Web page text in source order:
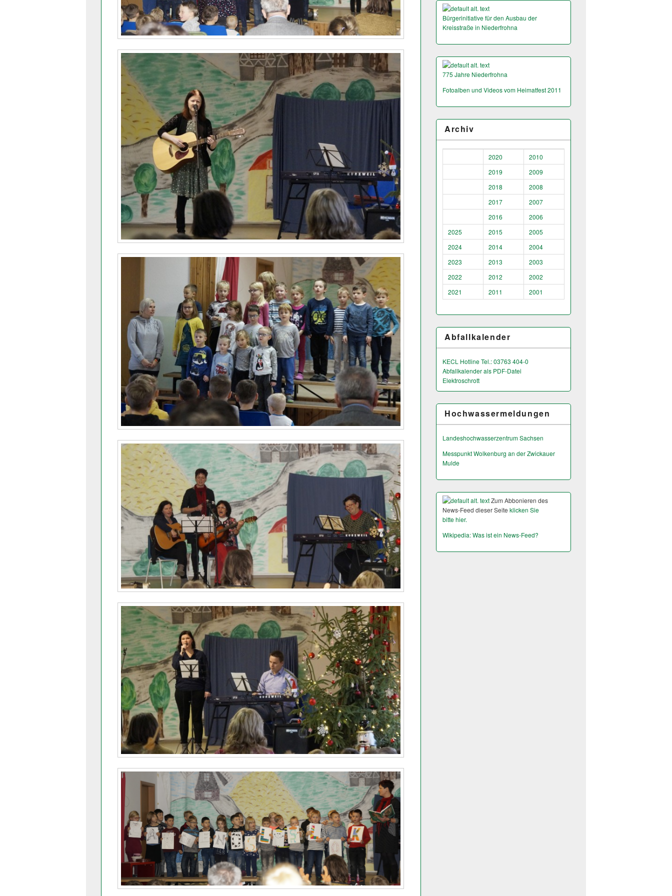
Bürgerinitiative für den Ausbau der
Kreisstraße in Niederfrohna
775 Jahre Niederfrohna
Fotoalben und Videos vom Heimatfest 2011
Archiv
2020
2010
2019
2009
2018
2008
2017
2007
2016
2006
2025
2015
2005
2024
2014
2004
2023
2013
2003
2022
2012
2002
2021
2011 2001
Abfallkalender
KECL Hotline Tel.: 03763 404-0
Abfallkalender als PDF-Datei
Elektroschrott
Hochwassermeldungen
Landeshochwas­serzentrum Sachsen
Messpunkt Wolkenburg an der Zwickauer
Mulde
Zum Abbonieren des
News-Feed dieser Seite klicken Sie
bitte hier.
Wikipedia: Was ist ein News-Feed?